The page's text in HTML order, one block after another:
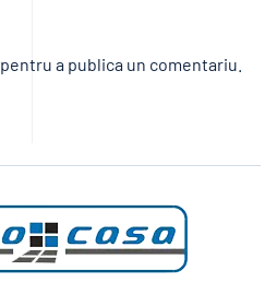
pentru a publica un comentariu.